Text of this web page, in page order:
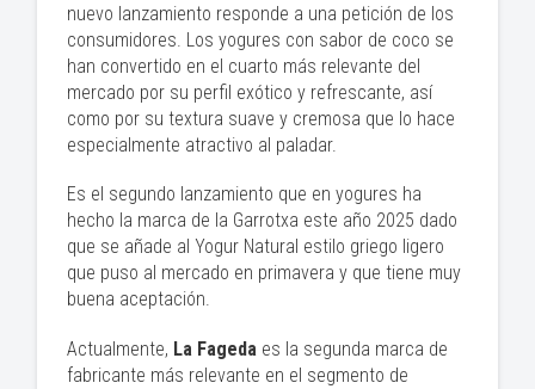
nuevo lanzamiento responde a una petición de los
consumidores. Los yogures con sabor de coco se
han convertido en el cuarto más relevante del
mercado por su perfil exótico y refrescante, así
como por su textura suave y cremosa que lo hace
especialmente atractivo al paladar.
Es el segundo lanzamiento que en yogures ha
hecho la marca de la Garrotxa este año 2025 dado
que se añade al Yogur Natural estilo griego ligero
que puso al mercado en primavera y que tiene muy
buena aceptación.
Actualmente, La Fageda es la segunda marca de
fabricante más relevante en el segmento de